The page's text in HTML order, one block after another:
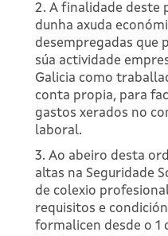
2. A finalidade deste
dunha axuda
desempregadas que
súa actividade
Galicia como
conta propia, para
gastos xerados no
laboral.
3. Ao abeiro desta
altas na Seguridade
de colexio
requisitos e
formalicen desde o 1